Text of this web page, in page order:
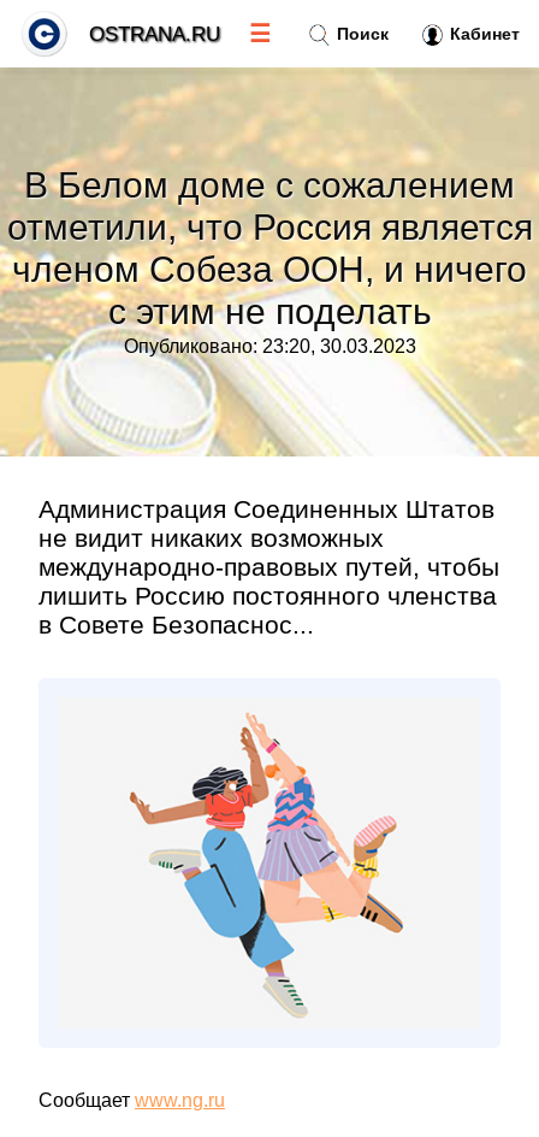
В Белом доме с сожалением
отметили, что Россия является
членом Собеза ООН, и ничего
с этим не поделать
Опубликовано: 23:20, 30.03.2023
Администрация Соединенных Штатов
не видит никаких возможных
международно-правовых путей, чтобы
лишить Россию постоянного членства
в Совете Безопаснос...
Сообщает www.ng.ru
Поиск Кабинет
OSTRANA.RU ☰
Тренды новостей »
Рубрики»
Правила»
Контакт»